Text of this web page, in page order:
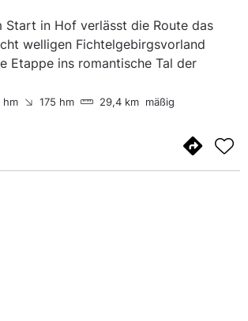
Start in Hof verlässt die Route das
welligen Fichtelgebirgsvorland
Etappe ins romantische Tal der
hm 175 hm 29,4 km mäßig